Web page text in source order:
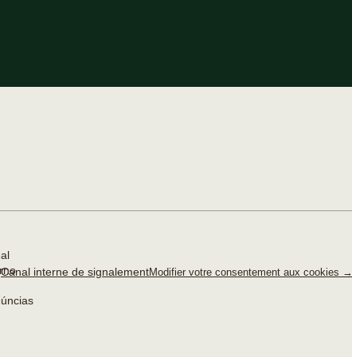
Canal interne de signalementModifier votre consentement aux cookies →